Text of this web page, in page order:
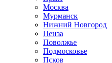
Москва
Мурманск
Нижний Новгород
Пенза
Поволжье
Подмосковье
Псков